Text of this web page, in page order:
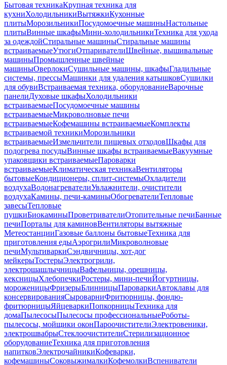
Бытовая техникаКрупная техника для
кухниХолодильникиВытяжкиКухонные
плитыМорозильникиПосудомоечные машиныНастольные
плитыВинные шкафыМини-холодильникиТехника для ухода
за одеждойСтиральные машиныСтиральные машины
встраиваемыеУтюгиОтпаривателиШвейные, вышивальные
машиныПромышленные швейные
машиныОверлокиСушильные машины, шкафыГладильные
системы, прессыМашинки для удаления катышковСушилки
для обувиВстраиваемая техника, оборудованиеВарочные
панелиДуховые шкафыХолодильники
встраиваемыеПосудомоечные машины
встраиваемыеМикроволновые печи
встраиваемыеКофемашины встраиваемыеКомплекты
встраиваемой техникиМорозильники
встраиваемыеИзмельчители пищевых отходовШкафы для
подогрева посудыВинные шкафы встраиваемыеВакуумные
упаковщики встраиваемыеПароварки
встраиваемыеКлиматическая техникаВентиляторы
бытовыеКондиционеры, сплит-системыОхладители
воздухаВодонагревателиУвлажнители, очистители
воздухаКамины, печи-каминыОбогревателиТепловые
завесыТепловые
пушкиБиокаминыПроветривателиОтопительные печиБанные
печиПорталы для каминовВентиляторы вытяжные
МетеостанцииГазовые баллоны бытовыеТехника для
приготовления едыАэрогрилиМикроволновые
печиМультиваркиСэндвичницы, хот-дог
мейкерыТостерыЭлектрогрили,
электрошашлычницыВафельницы, орешницы,
кексницыХлебопечкиРостеры, мини-печиЙогуртницы,
мороженицыФризерыБлинницыПароваркиАвтоклавы для
консервированияСыроварниФритюрницы, фондю-
фритюрницыЯйцеваркиПопкорницыТехника для
домаПылесосыПылесосы профессиональныеРоботы-
пылесосы, мойщики оконПароочистителиЭлектровеники,
электрошвабрыСтеклоочистителиСтерилизационное
оборудованиеТехника для приготовления
напитковЭлектрочайникиКофеварки,
кофемашиныСоковыжималкиКофемолкиВспениватели